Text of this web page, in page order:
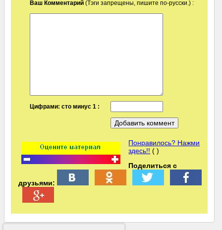
Ваш Комментарий (Тэги запрещены, пишите по-русски.) :
Цифрами: сто минус 1 :
Понравилось? Нажми
здесь!! ( )
Поделиться с
друзьями: